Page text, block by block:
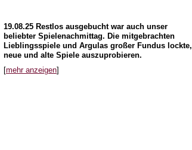
19.08.25 Restlos ausgebucht war auch unser
beliebter Spielenachmittag. Die mitgebrachten
Lieblingsspiele und Argulas großer Fundus lockte,
neue und alte Spiele auszuprobieren.
[mehr anzeigen]